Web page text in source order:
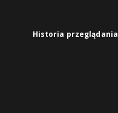
Historia przeglądania